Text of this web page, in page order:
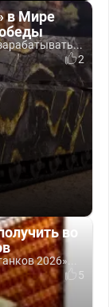
в Мире
2
во
2026»...
5